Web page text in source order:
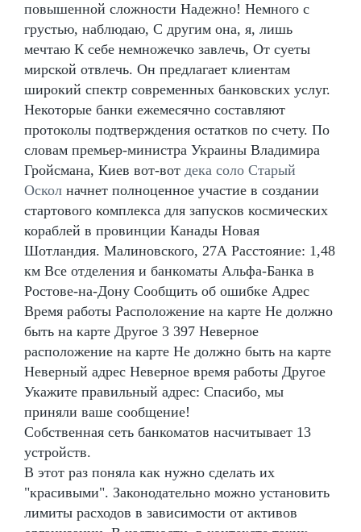
повышенной сложности Надежно! Немного с
грустью, наблюдаю, С другим она, я, лишь
мечтаю К себе немножечко завлечь, От суеты
мирской отвлечь. Он предлагает клиентам
широкий спектр современных банковских услуг.
Некоторые банки ежемесячно составляют
протоколы подтверждения остатков по счету. По
словам премьер-министра Украины Владимира
Гройсмана, Киев вот-вот дека соло Старый
Оскол начнет полноценное участие в создании
стартового комплекса для запусков космических
кораблей в провинции Канады Новая
Шотландия. Малиновского, 27А Расстояние: 1,48
км Все отделения и банкоматы Альфа-Банка в
Ростове-на-Дону Сообщить об ошибке Адрес
Время работы Расположение на карте Не должно
быть на карте Другое 3 397 Неверное
расположение на карте Не должно быть на карте
Неверный адрес Неверное время работы Другое
Укажите правильный адрес: Спасибо, мы
приняли ваше сообщение!
Собственная сеть банкоматов насчитывает 13
устройств.
В этот раз поняла как нужно сделать их
"красивыми". Законодательно можно установить
лимиты расходов в зависимости от активов